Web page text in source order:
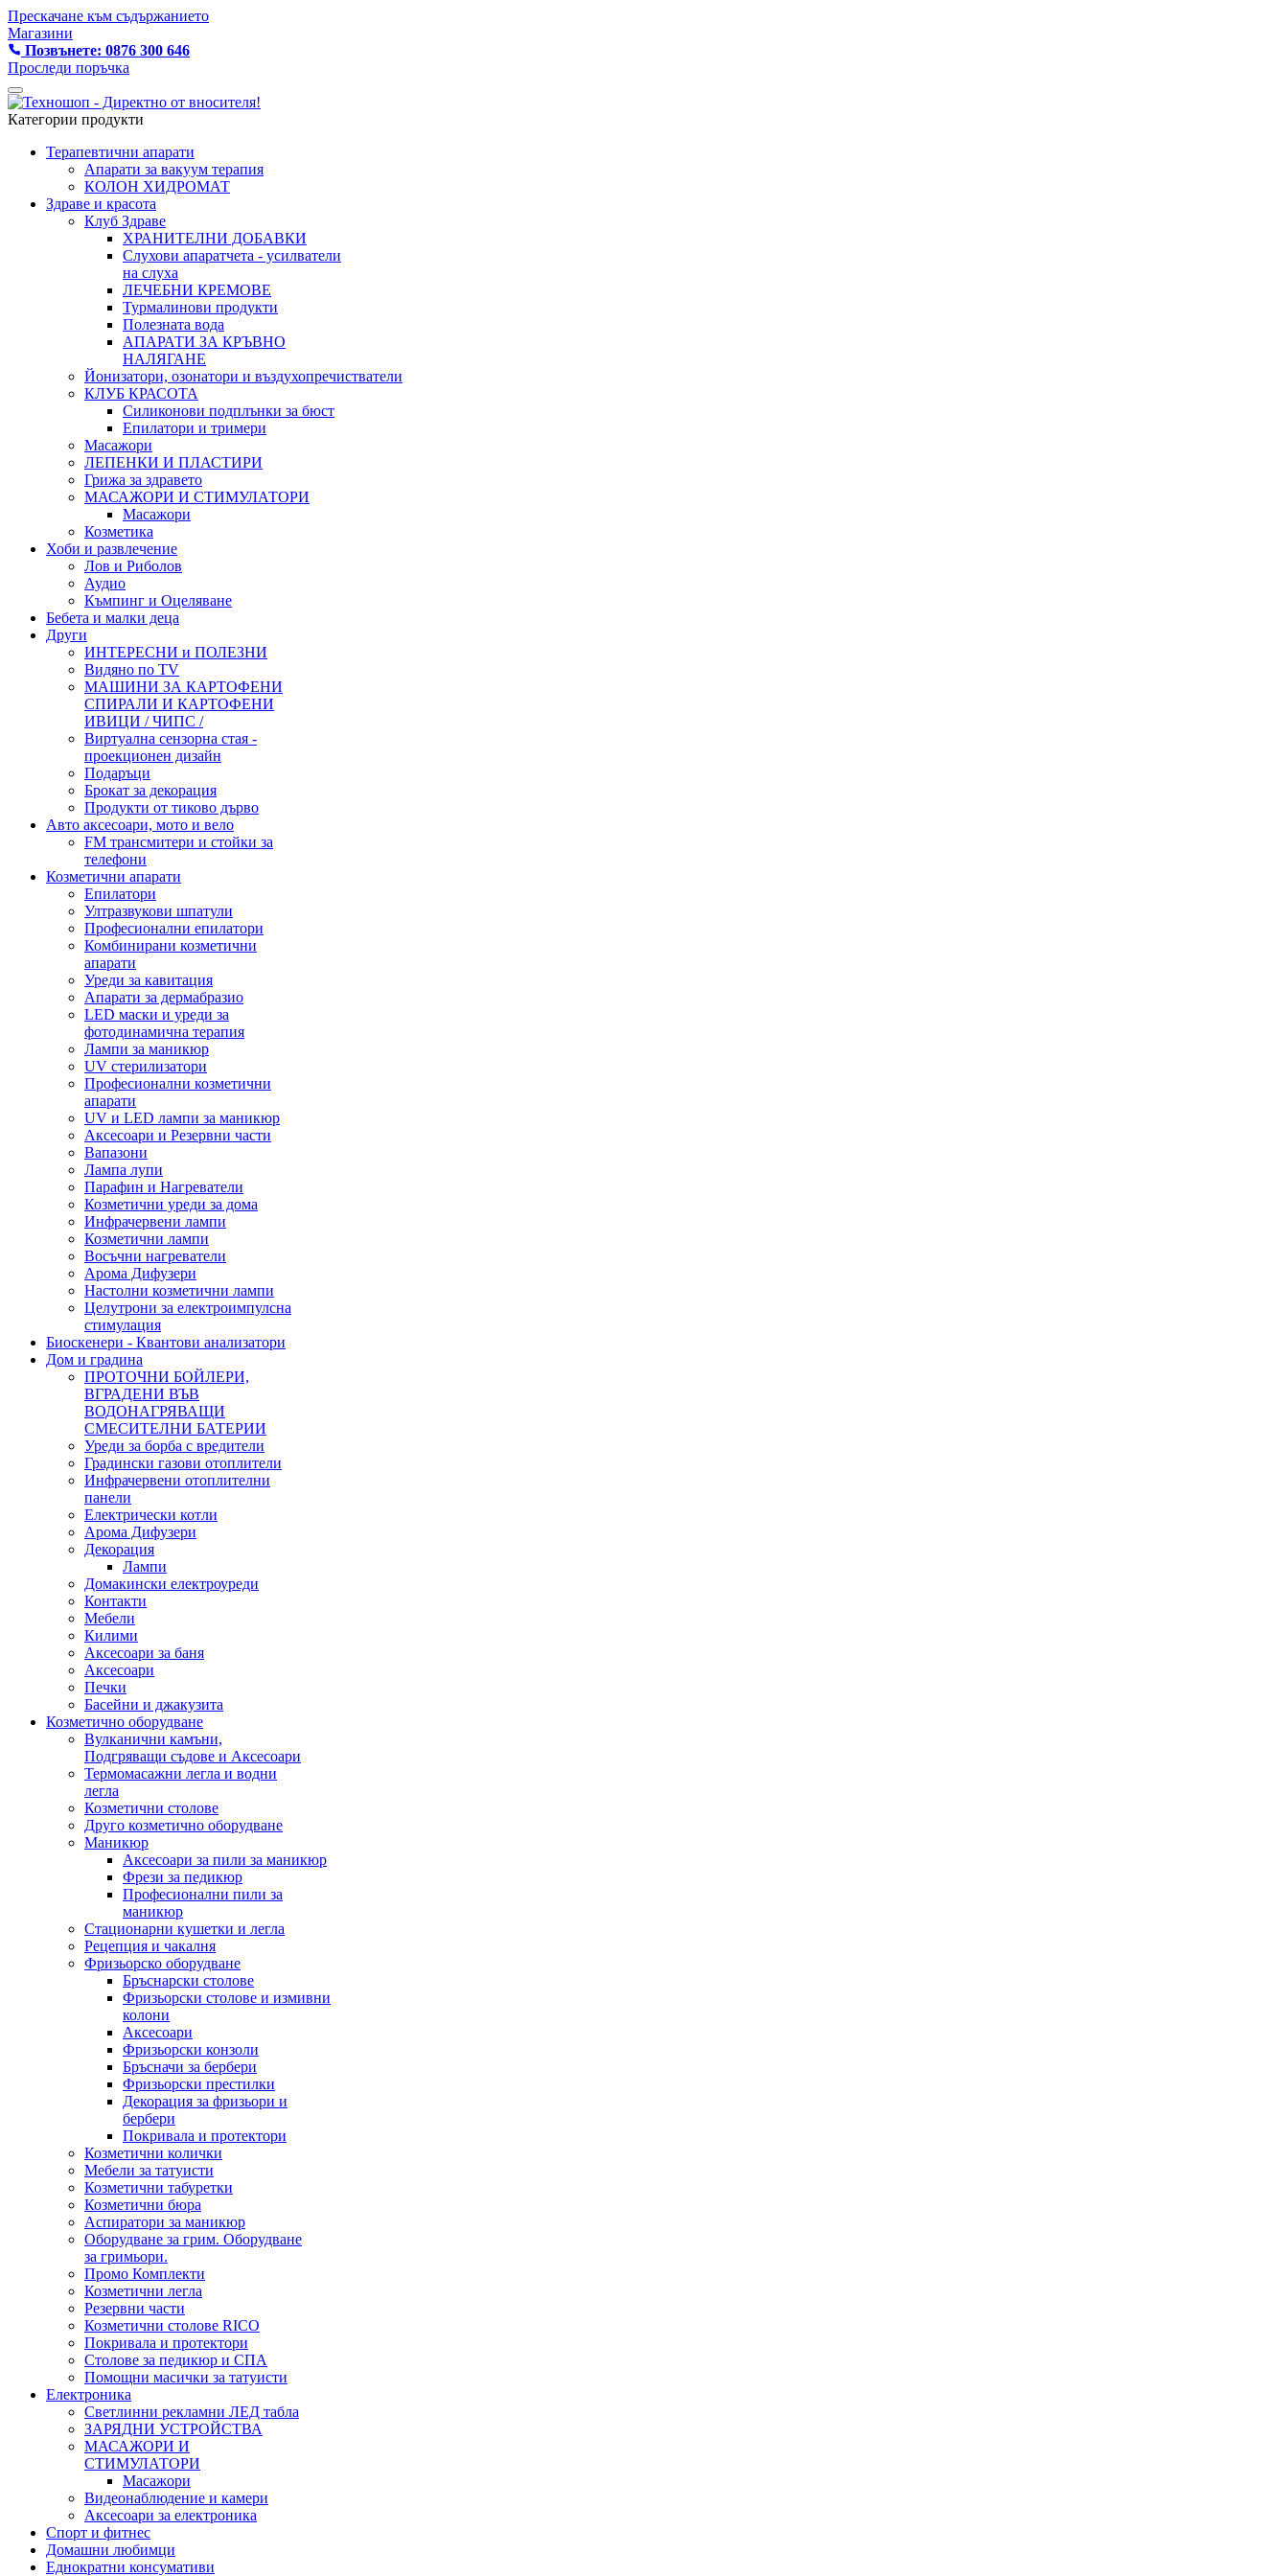
Прескачане към съдържанието
Магазини
Позвънете: 0876 300 646
Проследи поръчка
Категории продукти
Терапевтични апарати
Апарати за вакуум терапия
КОЛОН ХИДРОМАТ
Здраве и красота
Клуб Здраве
ХРАНИТЕЛНИ ДОБАВКИ
Слухови апаратчета - усилватели
на слуха
ЛЕЧЕБНИ КРЕМОВЕ
Турмалинови продукти
Полезната вода
АПАРАТИ ЗА КРЪВНО
НАЛЯГАНЕ
Йонизатори, озонатори и въздухопречистватели
КЛУБ КРАСОТА
Силиконови подплънки за бюст
Епилатори и тримери
Масажори
ЛЕПЕНКИ И ПЛАСТИРИ
Грижа за здравето
МАСАЖОРИ И СТИМУЛАТОРИ
Масажори
Козметика
Хоби и развлечение
Лов и Риболов
Аудио
Къмпинг и Оцеляване
Бебета и малки деца
Други
ИНТЕРЕСНИ и ПОЛЕЗНИ
Видяно по TV
МАШИНИ ЗА КАРТОФЕНИ
СПИРАЛИ И КАРТОФЕНИ
ИВИЦИ / ЧИПС /
Виртуална сензорна стая -
проекционен дизайн
Подаръци
Брокат за декорация
Продукти от тиково дърво
Авто аксесоари, мото и вело
FM трансмитери и стойки за
телефони
Козметични апарати
Епилатори
Ултразвукови шпатули
Професионални епилатори
Комбинирани козметични
апарати
Уреди за кавитация
Апарати за дермабразио
LED маски и уреди за
фотодинамична терапия
Лампи за маникюр
UV стерилизатори
Професионални козметични
апарати
UV и LED лампи за маникюр
Аксесоари и Резервни части
Вапазони
Лампа лупи
Парафин и Нагреватели
Козметични уреди за дома
Инфрачервени лампи
Козметични лампи
Восъчни нагреватели
Арома Дифузери
Настолни козметични лампи
Целутрони за електроимпулсна
стимулация
Биоскенери - Квантови анализатори
Дом и градина
ПРОТОЧНИ БОЙЛЕРИ,
ВГРАДЕНИ ВЪВ
ВОДОНАГРЯВАЩИ
СМЕСИТЕЛНИ БАТЕРИИ
Уреди за борба с вредители
Градински газови отоплители
Инфрачервени отоплителни
панели
Електрически котли
Арома Дифузери
Декорация
Лампи
Домакински електроуреди
Контакти
Мебели
Килими
Аксесоари за баня
Аксесоари
Печки
Басейни и джакузита
Козметично оборудване
Вулканични камъни,
Подгряващи съдове и Аксесоари
Термомасажни легла и водни
легла
Козметични столове
Друго козметично оборудване
Маникюр
Аксесоари за пили за маникюр
Фрези за педикюр
Професионални пили за
маникюр
Стационарни кушетки и легла
Рецепция и чакалня
Фризьорско оборудване
Бръснарски столове
Фризьорски столове и измивни
колони
Аксесоари
Фризьорски конзоли
Бръсначи за бербери
Фризьорски престилки
Декорация за фризьори и
бербери
Покривала и протектори
Козметични колички
Мебели за татуисти
Козметични табуретки
Козметични бюра
Аспиратори за маникюр
Оборудване за грим. Оборудване
за гримьори.
Промо Комплекти
Козметични легла
Резервни части
Козметични столове RICO
Покривала и протектори
Столове за педикюр и СПА
Помощни масички за татуисти
Електроника
Светлинни рекламни ЛЕД табла
ЗАРЯДНИ УСТРОЙСТВА
МАСАЖОРИ И
СТИМУЛАТОРИ
Масажори
Видеонаблюдение и камери
Аксесоари за електроника
Спорт и фитнес
Домашни любимци
Еднократни консумативи